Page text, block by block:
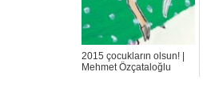
2015 çocukların olsun! |
Mehmet Özçataloğlu